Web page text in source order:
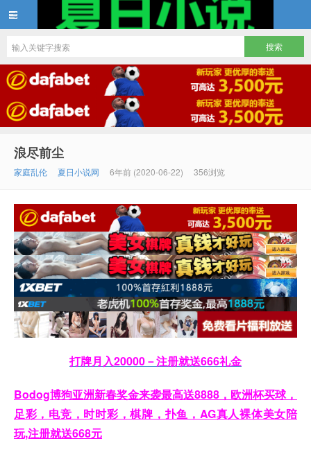
夏日小说
浪尽前尘
家庭乱伦 夏日小说网 6年前 (2020-06-22) 356浏览
打牌月入20000－注册就送666礼金
Bodog博狗亚洲新春奖金来袭最高送8888，欧洲杯买球，
足彩，电竞，时时彩，棋牌，扑鱼，AG真人裸体美女陪
玩,注册就送668元